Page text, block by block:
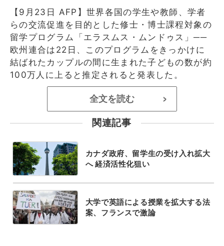
【9月23日 AFP】世界各国の学生や教師、学者
らの交流促進を目的とした修士・博士課程対象の
留学プログラム「エラスムス・ムンドゥス」──
欧州連合は22日、このプログラムをきっかけに
結ばれたカップルの間に生まれた子どもの数が約
100万人に上ると推定されると発表した。
全文を読む >
関連記事
カナダ政府、留学生の受け入れ拡大
へ 経済活性化狙い
大学で英語による授業を拡大する法
案、フランスで激論